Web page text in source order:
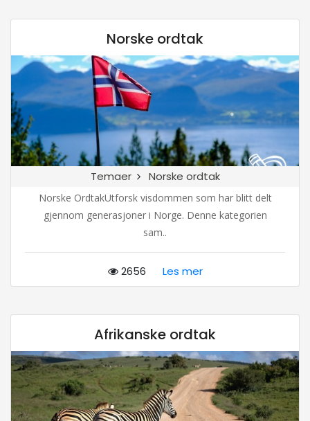
Norske ordtak
Temaer Norske ordtak
Norske OrdtakUtforsk visdommen som har blitt delt
gjennom generasjoner i Norge. Denne kategorien
sam..
2656 Les mer
Afrikanske ordtak